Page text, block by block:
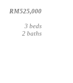
RM525,000
3 beds
2 baths